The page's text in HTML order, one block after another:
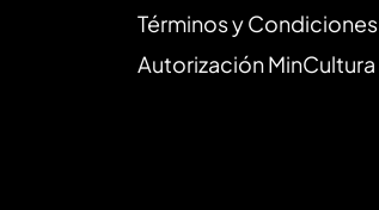
Términos y Condiciones
Autorización MinCultura